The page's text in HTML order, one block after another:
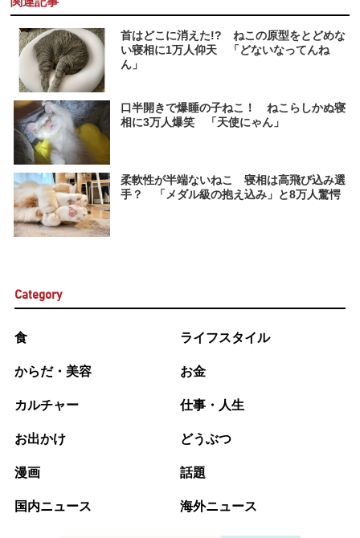
首はどこに消えた!? ねこの原型をとどめな
い寝相に1万人仰天 「どないなってんね
ん」
口半開きで爆睡の子ねこ！ ねこらしかぬ寝
相に3万人爆笑 「天使にゃん」
柔軟性が半端ないねこ 寝相は高飛び込み選
手？ 「メダル級の抱え込み」と8万人驚愕
Category
食 ライフスタイル
からだ・美容 お金
カルチャー 仕事・人生
お出かけ どうぶつ
漫画 話題
国内ニュース 海外ニュース